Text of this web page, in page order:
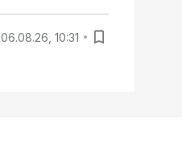
06.08.26, 10:31